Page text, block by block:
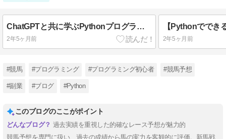
ChatGPTと共に学ぶPythonプログラミングの入門から実践まで
2年5ヶ月前 2年5ヶ月前
#競馬 #プログラミング #プログラミング初心者 #競馬予想
#副業 #ブログ #Python
このブログのここがポイント
過去実績を重視した的確なレース予想が魅力的
競馬予想を専門に扱い、過去の成績から馬の実力を客観的に評価。新馬戦